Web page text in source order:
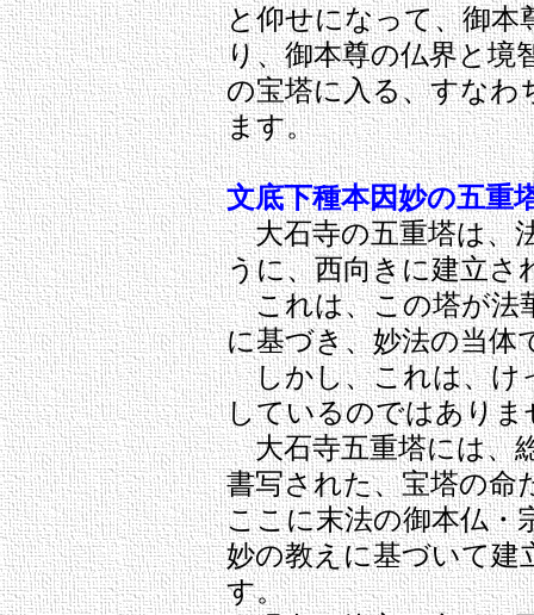
と仰せになって、御本
り、御本尊の仏界と境
の宝塔に入る、すなわ
ます。
文底下種本因妙の五重
大石寺の五重塔は、
うに、西向きに建立さ
これは、この塔が法
に基づき、妙法の当体
しかし、これは、け
しているのではありま
大石寺五重塔には、
書写された、宝塔の命
ここに末法の御本仏・
妙の教えに基づいて建
す。